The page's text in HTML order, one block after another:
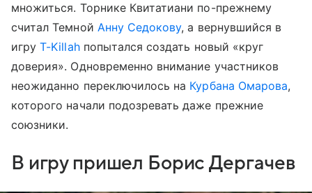
множиться. Торнике Квитатиани по-прежнему
считал Темной Анну Седокову, а вернувшийся в
игруT-Killahпопытался создать новый «круг
доверия». Одновременно внимание участников
неожиданно переключилось на Курбана Омарова,
которого начали подозревать даже прежние
союзники.
В игру пришел Борис Дергачев